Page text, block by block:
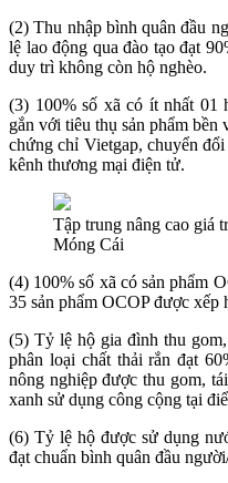
(2) Thu nhập bình quân đầu
lệ lao động qua đào tạo đạt
duy trì không còn hộ nghèo.
(3) 100% số xã có ít nhất 01
gắn với tiêu thụ sản phẩm
chứng chỉ Vietgap, chuyển
kênh thương mại điện tử.
Tập trung nâng cao giá
Móng Cái
(4) 100% số xã có sản phẩm
35 sản phẩm OCOP được xếp
(5) Tỷ lệ hộ gia đình thu
phân loại chất thải rắn đạt
nông nghiệp được thu gom,
xanh sử dụng công cộng tại
(6) Tỷ lệ hộ được sử dụng
đạt chuẩn bình quân đầu